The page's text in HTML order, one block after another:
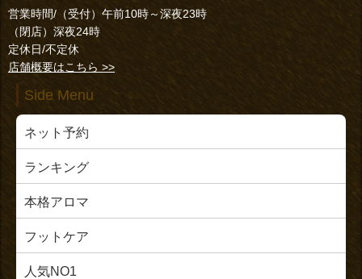
営業時間/（受付）午前10時～深夜23時
（閉店）深夜24時
定休日/不定休
店舗概要はこちら >>
Side Menu
ネット予約
ランキング
本格アロマ
フットケア
人気NO1